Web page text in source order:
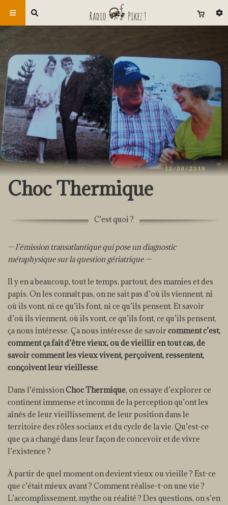
Choc Thermique
C'est quoi ?
— l’émission transatlantique qui pose un diagnostic
métaphysique sur la question gériatrique —
Il y en a beaucoup, tout le temps, partout, des mamies et des
papis. On les connaît pas, on ne sait pas d’où ils viennent, ni
où ils vont, ni ce qu’ils font, ni ce qu’ils pensent. Et savoir
d’où ils viennent, où ils vont, ce qu’ils font, ce qu’ils pensent,
ça nous intéresse. Ça nous intéresse de savoir comment c’est,
comment ça fait d’être vieux, ou de vieillir en tout cas, de
savoir comment les vieux vivent, perçoivent, ressentent,
conçoivent leur vieillesse.
Dans l’émissionChoc Thermique, on essaye d’explorer ce
continent immense et inconnu de la perception qu’ont les
aînés de leur vieillissement, de leur position dans le
territoire des rôles sociaux et du cycle de la vie. Qu’est-ce
que ça a changé dans leur façon de concevoir et de vivre
l’existence ?
À partir de quel moment on devient vieux ou vieille ? Est-ce
que c’était mieux avant ? Comment réalise-t-on une vie ?
L’accomplissement, mythe ou réalité ? Des questions, on s’en